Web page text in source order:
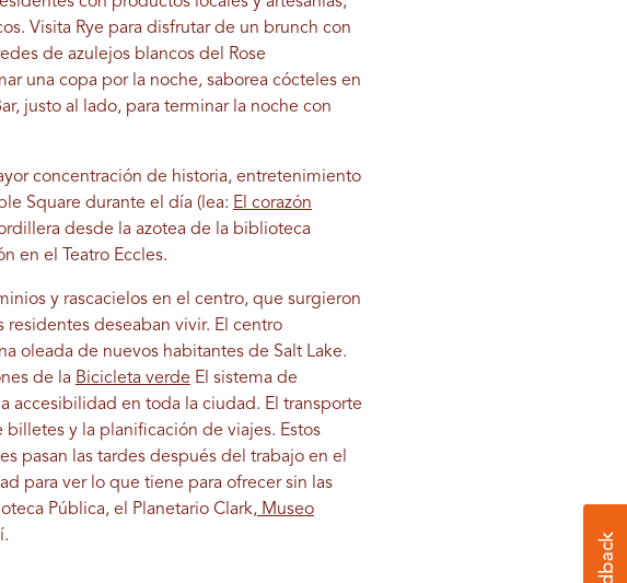
Visita Rye para disfrutar de un brunch con
de azulejos blancos del Rose
una copa por la noche, saborea cócteles en
justo al lado, para terminar la noche con
concentración de historia, entretenimiento
Square durante el día (lea: El corazón
desde la azotea de la biblioteca
en el Teatro Eccles.
y rascacielos en el centro, que surgieron
deseaban vivir. El centro
oleada de nuevos habitantes de Salt Lake.
de la Bicicleta verde El sistema de
accesibilidad en toda la ciudad. El transporte
y la planificación de viajes. Estos
pasan las tardes después del trabajo en el
para ver lo que tiene para ofrecer sin las
Pública, el Planetario Clark,Museo